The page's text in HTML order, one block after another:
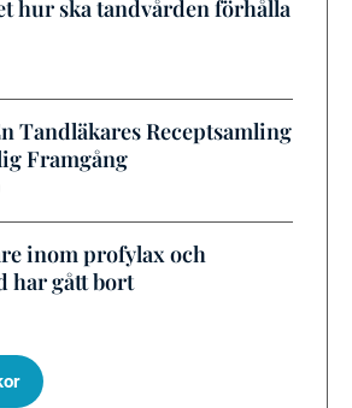
hur ska tandvården förhålla
Tandläkares Receptsamling
Framgång
inom profylax och
har gått bort